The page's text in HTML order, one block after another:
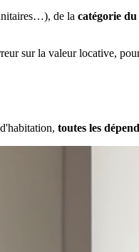
de la catégorie du
sur la valeur locative,
toutes les